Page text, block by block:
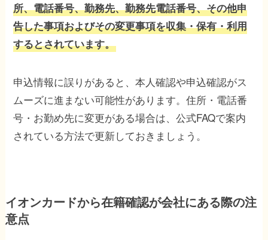
所、電話番号、勤務先、勤務先電話番号、その他申
告した事項およびその変更事項を収集・保有・利用
するとされています。
申込情報に誤りがあると、本人確認や申込確認がス
ムーズに進まない可能性があります。住所・電話番
号・お勤め先に変更がある場合は、公式FAQで案内
されている方法で更新しておきましょう。
イオンカードから在籍確認が会社にある際の注
意点